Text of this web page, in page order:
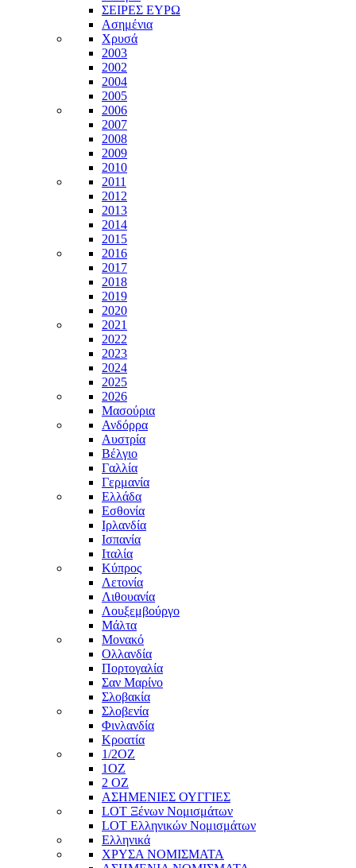
ΣΕΙΡΕΣ ΕΥΡΩ
Ασημένια
Χρυσά
2003
2002
2004
2005
2006
2007
2008
2009
2010
2011
2012
2013
2014
2015
2016
2017
2018
2019
2020
2021
2022
2023
2024
2025
2026
Μασούρια
Ανδόρρα
Αυστρία
Βέλγιο
Γαλλία
Γερμανία
Ελλάδα
Εσθονία
Ιρλανδία
Ισπανία
Ιταλία
Κύπρος
Λετονία
Λιθουανία
Λουξεμβούργο
Μάλτα
Μονακό
Ολλανδία
Πορτογαλία
Σαν Μαρίνο
Σλοβακία
Σλοβενία
Φινλανδία
Κροατία
1/2ΟΖ
1ΟΖ
2 OZ
ΑΣΗΜΕΝΙΕΣ ΟΥΓΓΙΕΣ
LOT Ξένων Νομισμάτων
LOT Ελληνικών Νομισμάτων
Ελληνικά
ΧΡΥΣΑ ΝΟΜΙΣΜΑΤΑ